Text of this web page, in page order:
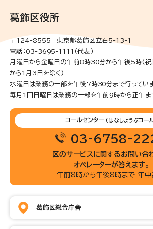
葛飾区役所
〒124-8555 東京都葛飾区立石5-13-1
電話：03-3695-1111（代表）
月曜日から金曜日の午前8時30分から午後5時(祝
から1月3日を除く)
水曜日は業務の一部を午後7時30分まで行っていま
毎月1回日曜日は業務の一部を午前9時から正午ま
コールセンター (はなしょうぶコー
03-6758-
区のサービスに関するお問い合
オペレーターが答えます。
午前8時から午後8時まで 年中
葛飾区総合庁舎